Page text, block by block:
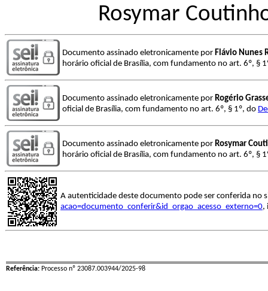
Rosymar
Documento assinado eletronicamente por Flávio Nunes
horário oficial de Brasília, com fundamento no art. 6º, §
Documento assinado eletronicamente por Rogério
oficial de Brasília, com fundamento no art. 6º, § 1º, do
Documento assinado eletronicamente por Rosymar
horário oficial de Brasília, com fundamento no art. 6º, §
A autenticidade deste documento pode ser conferida no
acao=documento_conferir&id_orgao_acesso_externo=0,
Referência: Processo nº 23087.003944/2025-98